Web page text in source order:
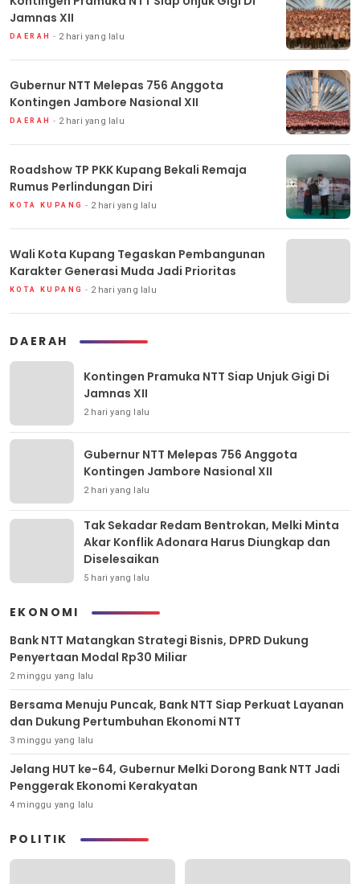
Jamnas XII
DAERAH 2 hari yang lalu
Gubernur NTT Melepas 756 Anggota
Kontingen Jambore Nasional XII
DAERAH 2 hari yang lalu
Roadshow TP PKK Kupang Bekali Remaja
Rumus Perlindungan Diri
KOTA KUPANG 2 hari yang lalu
Wali Kota Kupang Tegaskan Pembangunan
Karakter Generasi Muda Jadi Prioritas
KOTA KUPANG 2 hari yang lalu
DAERAH
Kontingen Pramuka NTT Siap Unjuk Gigi Di
Jamnas XII
2 hari yang lalu
Gubernur NTT Melepas 756 Anggota
Kontingen Jambore Nasional XII
2 hari yang lalu
Tak Sekadar Redam Bentrokan, Melki Minta
Akar Konflik Adonara Harus Diungkap dan
Diselesaikan
5 hari yang lalu
EKONOMI
Bank NTT Matangkan Strategi Bisnis, DPRD Dukung
Penyertaan Modal Rp30 Miliar
2 minggu yang lalu
Bersama Menuju Puncak, Bank NTT Siap Perkuat Layanan
dan Dukung Pertumbuhan Ekonomi NTT
3 minggu yang lalu
Jelang HUT ke-64, Gubernur Melki Dorong Bank NTT Jadi
Penggerak Ekonomi Kerakyatan
4 minggu yang lalu
POLITIK